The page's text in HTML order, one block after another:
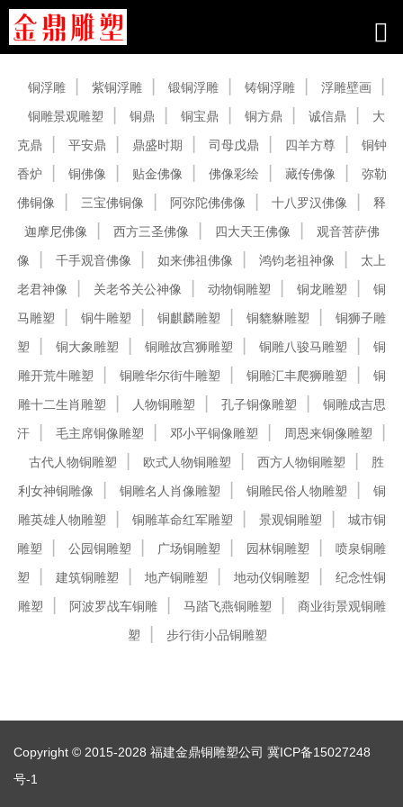
铜浮雕 紫铜浮雕 锻铜浮雕 铸铜浮雕
浮雕壁画
铜雕景观雕塑
铜鼎 铜宝鼎 铜方鼎 诚信鼎
大
克鼎
平安鼎 鼎盛时期 司母戊鼎 四羊方尊
铜钟
香炉
铜佛像 贴金佛像 佛像彩绘 藏传佛像
弥勒
佛铜像
三宝佛铜像 阿弥陀佛佛像 十八罗汉佛像
释
迦摩尼佛像
西方三圣佛像 四大天王佛像
观音菩萨佛
像
千手观音佛像 如来佛祖佛像 鸿钧老祖神像
太上
老君神像
关老爷关公神像 动物铜雕塑 铜龙雕塑
铜
马雕塑
铜牛雕塑 铜麒麟雕塑 铜貔貅雕塑
铜狮子雕
塑
铜大象雕塑 铜雕故宫狮雕塑 铜雕八骏马雕塑
铜
雕开荒牛雕塑
铜雕华尔街牛雕塑 铜雕汇丰爬狮雕塑
铜
雕十二生肖雕塑
人物铜雕塑 孔子铜像雕塑
铜雕成吉思
汗
毛主席铜像雕塑 邓小平铜像雕塑
周恩来铜像雕塑
古代人物铜雕塑
欧式人物铜雕塑 西方人物铜雕塑
胜
利女神铜雕像
铜雕名人肖像雕塑 铜雕民俗人物雕塑
铜
雕英雄人物雕塑
铜雕革命红军雕塑 景观铜雕塑
城市铜
雕塑
公园铜雕塑 广场铜雕塑 园林铜雕塑
喷泉铜雕
塑
建筑铜雕塑 地产铜雕塑 地动仪铜雕塑
纪念性铜
雕塑
阿波罗战车铜雕 马踏飞燕铜雕塑
商业街景观铜雕
塑
步行街小品铜雕塑
Copyright © 2015-2028 福建金鼎铜雕塑公司 冀ICP备15027248
号-1